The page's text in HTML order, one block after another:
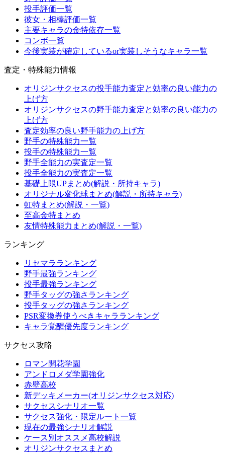
投手評価一覧
彼女・相棒評価一覧
主要キャラの金特依存一覧
コンボ一覧
今後実装が確定しているor実装しそうなキャラ一覧
査定・特殊能力情報
オリジンサクセスの投手能力査定と効率の良い能力の
上げ方
オリジンサクセスの野手能力査定と効率の良い能力の
上げ方
査定効率の良い野手能力の上げ方
野手の特殊能力一覧
投手の特殊能力一覧
野手全能力の実査定一覧
投手全能力の実査定一覧
基礎上限UPまとめ(解説・所持キャラ)
オリジナル変化球まとめ(解説・所持キャラ)
虹特まとめ(解説・一覧)
至高金特まとめ
友情特殊能力まとめ(解説・一覧)
ランキング
リセマラランキング
野手最強ランキング
投手最強ランキング
野手タッグの強さランキング
投手タッグの強さランキング
PSR変換券使うべきキャラランキング
キャラ覚醒優先度ランキング
サクセス攻略
ロマン開花学園
アンドロメダ学園強化
赤壁高校
新デッキメーカー(オリジンサクセス対応)
サクセスシナリオ一覧
サクセス強化・限定ルート一覧
現在の最強シナリオ解説
ケース別オススメ高校解説
オリジンサクセスまとめ